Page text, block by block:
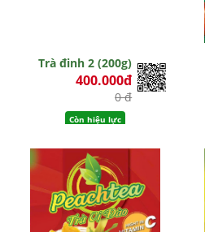
Trà đinh 2 (200g)
400.000đ
0 đ
Còn hiệu lực